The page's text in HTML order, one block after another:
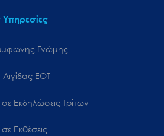
Γνώμης
ΕΟΤ
Εκδηλώσεις Τρίτων
Εκθέσεις